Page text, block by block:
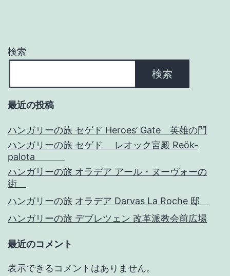
ョ
検索
検索
最近の投稿
ハンガリーの旅 セゲド Heroes’ Gate 英雄の門
ハンガリーの旅 セゲド レオック宮殿 Reök-
palota
ハンガリーの旅 オラデア アール・ヌーヴォーの
街
ハンガリーの旅 オラデア Darvas La Roche 邸
ハンガリーの旅 デブレツェン 改革派教会前広場
最近のコメント
表示できるコメントはありません。